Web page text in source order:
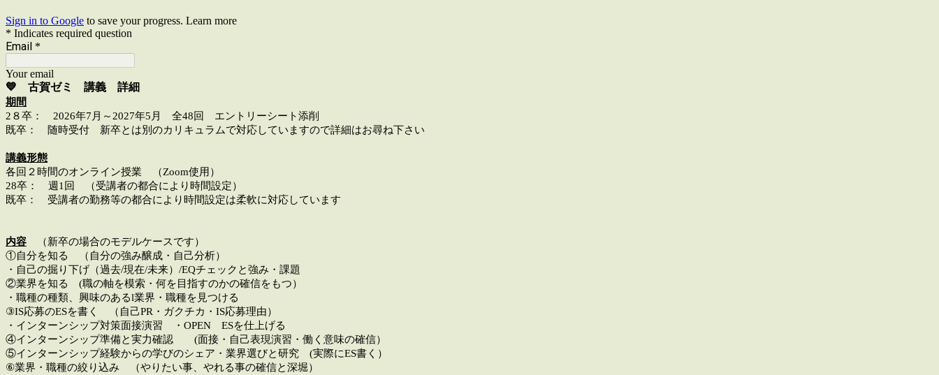
Sign in to Google to save your progress. Learn more
* Indicates required question
Email *
Your email
💙 古賀ゼミ 講義 詳細
期間
2８卒： 2026年7月～2027年5月 全48回 エントリーシート添削
既卒： 随時受付 新卒とは別のカリキュラムで対応していますので詳細はお尋ね下さい
講義形態
各回２時間のオンライン授業 （Zoom使用）
28卒： 週1回 （受講者の都合により時間設定）
既卒： 受講者の勤務等の都合により時間設定は柔軟に対応しています
内容 （新卒の場合のモデルケースです）
①自分を知る （自分の強み醸成・自己分析）
・自己の掘り下げ（過去/現在/未来）/EQチェックと強み・課題
②業界を知る (職の軸を模索・何を目指すのかの確信をもつ）
・職種の種類、興味のあるl業界・職種を見つける
③IS応募のESを書く （自己PR・ガクチカ・IS応募理由）
・インターンシップ対策面接演習 ・OPEN ESを仕上げる
④インターンシップ準備と実力確認 (面接・自己表現演習・働く意味の確信）
⑤インターンシップ経験からの学びのシェア・業界選びと研究 (実際にES書く）
⑥業界・職種の絞り込み （やりたい事、やれる事の確信と深堀）